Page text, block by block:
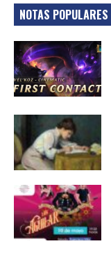
NOTAS POPULARES